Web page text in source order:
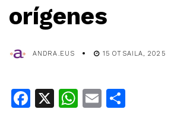
orígenes
ANDRA.EUS 15 OTSAILA, 2025
Facebook
X WhatsApp
Email